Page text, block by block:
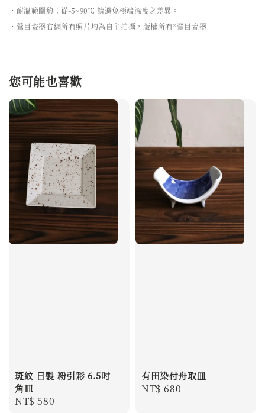
・耐溫範圍約：從-5~90℃ 請避免極端溫度之差異。
・鶯目瓷器官網所有照片均為自主拍攝，版權所有®鶯目瓷器
您可能也喜歡
斑紋 日製 粉引彩 6.5吋
角皿
Regular
NT$ 580
有田染付舟取皿
Regular
NT$ 680